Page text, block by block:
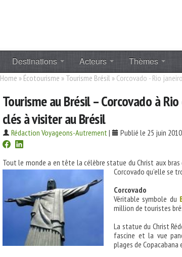
Destinations Acteurs Thèmes
Home » Écotourisme » Tourisme Brésil » Corcovado - Rio janeiro
Tourisme au Brésil – Corcovado à
clés à visiter au Brésil
Rédaction Voyageons-Autrement| Publié le 25 juin 2010
Tout le monde a en tête la célèbre statue du Christ aux bras
Corcovado qu’elle se
Corcovado
Véritable symbole du
million de touristes
La statue du Christ
fascine et la vue
plages de